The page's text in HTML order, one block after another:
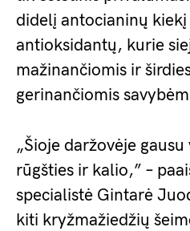
didelį antocianinų kiekį
antioksidantų, kurie
mažinančiomis ir
gerinančiomis
„Šioje daržovėje
rūgšties ir kalio,” –
specialistė Gintarė
kiti kryžmažiedžių